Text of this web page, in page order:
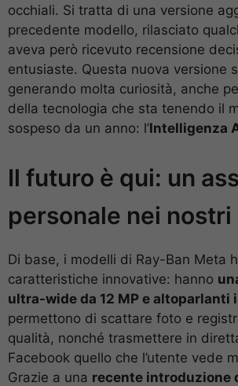
occhiali. Si tratta di una versione
precedente modello, rilasciato
aveva però ricevuto recensione
entusiaste. Questa nuova versione
generando molta curiosità, anche
della tecnologia che sta tenendo il
sospeso da un anno: l’Intelligenza
Il futuro è qui: un
personale nei
Di base, i modelli di Ray-Ban Meta
caratteristiche innovative: hanno
ultra-wide da 12 MP e altoparlanti
permettono di scattare foto e
qualità, nonché trasmettere in
Facebook quello che l’utente vede
Grazie a una recente introduzione